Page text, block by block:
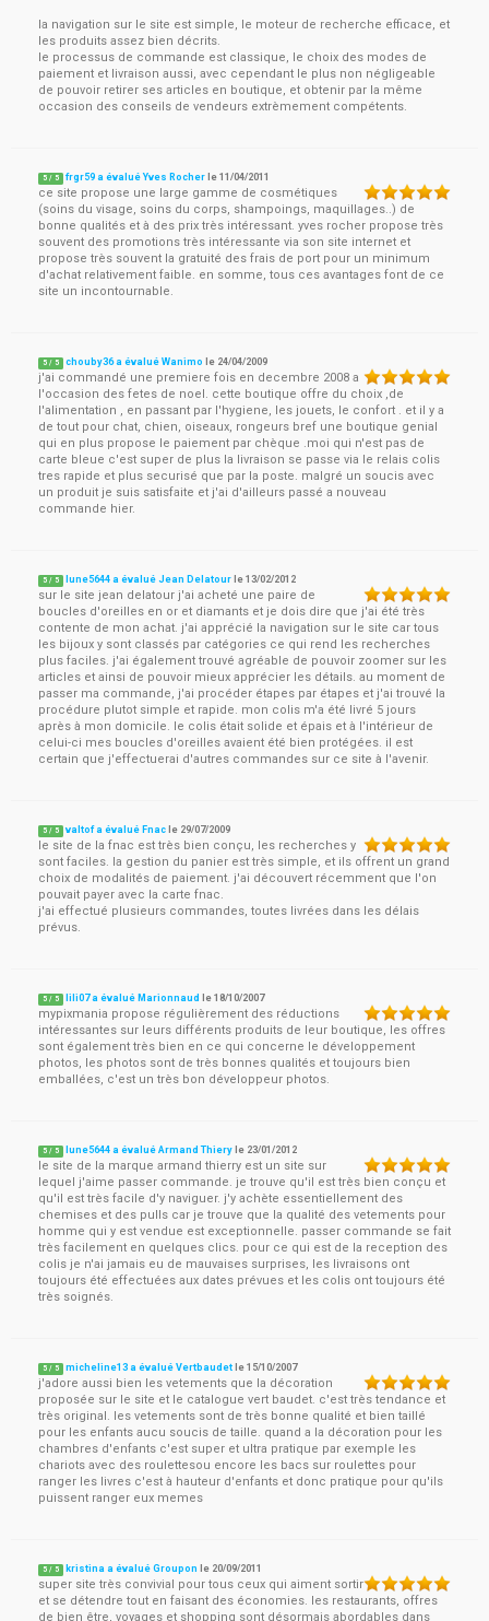
la navigation sur le site est simple, le moteur de recherche efficace, et
les produits assez bien décrits.
le processus de commande est classique, le choix des modes de
paiement et livraison aussi, avec cependant le plus non négligeable
de pouvoir retirer ses articles en boutique, et obtenir par la même
occasion des conseils de vendeurs extrèmement compétents.
5 / 5 frgr59 a évalué Yves Rocher le11/04/2011
ce site propose une large gamme de cosmétiques
(soins du visage, soins du corps, shampoings, maquillages..) de
bonne qualités et à des prix très intéressant. yves rocher propose très
souvent des promotions très intéressante via son site internet et
propose très souvent la gratuité des frais de port pour un minimum
d'achat relativement faible. en somme, tous ces avantages font de ce
site un incontournable.
5 / 5 chouby36 a évalué Wanimo le 24/04/2009
j'ai commandé une premiere fois en decembre 2008 a
l'occasion des fetes de noel. cette boutique offre du choix ,de
l'alimentation , en passant par l'hygiene, les jouets, le confort . et il y a
de tout pour chat, chien, oiseaux, rongeurs bref une boutique genial
qui en plus propose le paiement par chèque .moi qui n'est pas de
carte bleue c'est super de plus la livraison se passe via le relais colis
tres rapide et plus securisé que par la poste. malgré un soucis avec
un produit je suis satisfaite et j'ai d'ailleurs passé a nouveau
commande hier.
5 / 5 lune5644 a évalué Jean Delatour le13/02/2012
sur le site jean delatour j'ai acheté une paire de
boucles d'oreilles en or et diamants et je dois dire que j'ai été très
contente de mon achat. j'ai apprécié la navigation sur le site car tous
les bijoux y sont classés par catégories ce qui rend les recherches
plus faciles. j'ai également trouvé agréable de pouvoir zoomer sur les
articles et ainsi de pouvoir mieux apprécier les détails. au moment de
passer ma commande, j'ai procéder étapes par étapes et j'ai trouvé la
procédure plutot simple et rapide. mon colis m'a été livré 5 jours
après à mon domicile. le colis était solide et épais et à l'intérieur de
celui-ci mes boucles d'oreilles avaient été bien protégées. il est
certain que j'effectuerai d'autres commandes sur ce site à l'avenir.
5 / 5 valtof a évalué Fnac le 29/07/2009
le site de la fnac est très bien conçu, les recherches y
sont faciles. la gestion du panier est très simple, et ils offrent un grand
choix de modalités de paiement. j'ai découvert récemment que l'on
pouvait payer avec la carte fnac.
j'ai effectué plusieurs commandes, toutes livrées dans les délais
prévus.
5 / 5 lili07 a évalué Marionnaud le18/10/2007
mypixmania propose régulièrement des réductions
intéressantes sur leurs différents produits de leur boutique, les offres
sont également très bien en ce qui concerne le développement
photos, les photos sont de très bonnes qualités et toujours bien
emballées, c'est un très bon développeur photos.
5 / 5 lune5644 a évalué Armand Thiery le 23/01/2012
le site de la marque armand thierry est un site sur
lequel j'aime passer commande. je trouve qu'il est très bien conçu et
qu'il est très facile d'y naviguer. j'y achète essentiellement des
chemises et des pulls car je trouve que la qualité des vetements pour
homme qui y est vendue est exceptionnelle. passer commande se fait
très facilement en quelques clics. pour ce qui est de la reception des
colis je n'ai jamais eu de mauvaises surprises, les livraisons ont
toujours été effectuées aux dates prévues et les colis ont toujours été
très soignés.
5 / 5 micheline13 a évalué Vertbaudet le15/10/2007
j'adore aussi bien les vetements que la décoration
proposée sur le site et le catalogue vert baudet. c'est très tendance et
très original. les vetements sont de très bonne qualité et bien taillé
pour les enfants aucu soucis de taille. quand a la décoration pour les
chambres d'enfants c'est super et ultra pratique par exemple les
chariots avec des roulettesou encore les bacs sur roulettes pour
ranger les livres c'est à hauteur d'enfants et donc pratique pour qu'ils
puissent ranger eux memes
5 / 5 kristina a évalué Groupon le 20/09/2011
super site très convivial pour tous ceux qui aiment sortir
et se détendre tout en faisant des économies. les restaurants, offres
de bien être, voyages et shopping sont désormais abordables dans